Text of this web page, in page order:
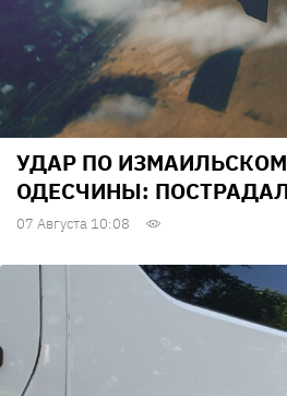
УДАР ПО
ОДЕСЧИНЫ:
07 Августа 10:08